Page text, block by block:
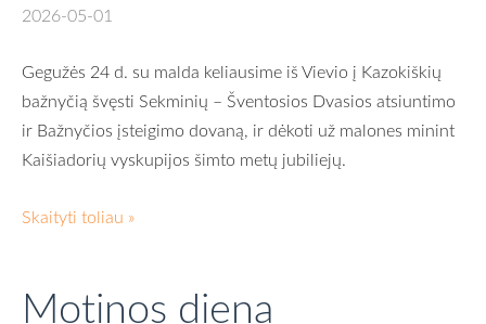
2026-05-01
Gegužės 24 d. su malda keliausime iš Vievio į Kazokiškių
bažnyčią švęsti Sekminių – Šventosios Dvasios atsiuntimo
ir Bažnyčios įsteigimo dovaną, ir dėkoti už malones minint
Kaišiadorių vyskupijos šimto metų jubiliejų.
Skaityti toliau »
Motinos diena